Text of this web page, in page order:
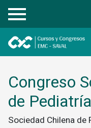
Registrarse
Congreso
de
Sociedad Chilena de